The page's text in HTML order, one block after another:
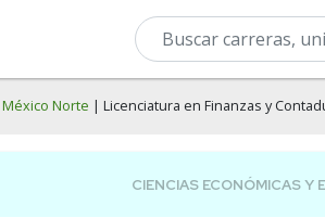
Norte | Licenciatura en Finanzas y